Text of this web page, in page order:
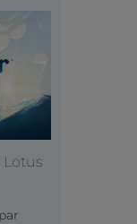
Lotus
par